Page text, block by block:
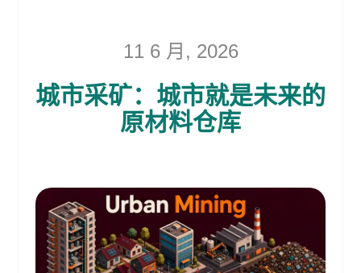
11 6 月, 2026
城市采矿：城市就是未来的
原材料仓库